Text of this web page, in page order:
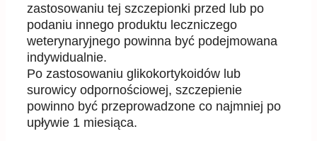
zastosowaniu tej szczepionki przed lub po
podaniu innego produktu leczniczego
weterynaryjnego powinna być podejmowana
indywidualnie.
Po zastosowaniu glikokortykoidów lub
surowicy odpornościowej, szczepienie
powinno być przeprowadzone co najmniej po
upływie 1 miesiąca.